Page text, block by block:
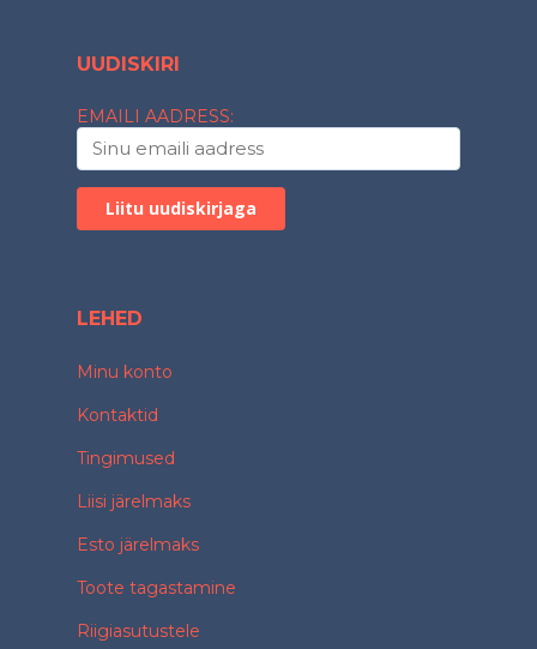
UUDISKIRI
EMAILI AADRESS:
LEHED
Minu konto
Kontaktid
Tingimused
Liisi järelmaks
Esto järelmaks
Toote tagastamine
Riigiasutustele